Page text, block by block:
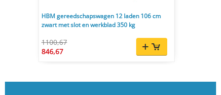
HBM gereedschapswagen 12 laden 106 cm
zwart met slot en werkblad 350 kg
1100,67
846,67